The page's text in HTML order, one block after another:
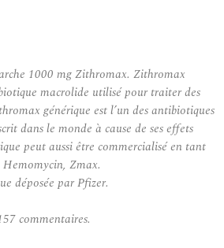
1000 mg Zithromax. Zithromax
macrolide utilisé pour traiter des
générique est l’un des antibiotiques
dans le monde à cause de ses effets
peut aussi être commercialisé en tant
Zmax.
déposée par Pfizer.
commentaires.